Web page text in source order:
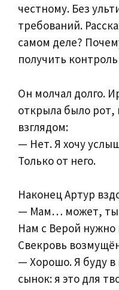
честному. Без
требований.
самом деле?
получить
Он молчал долго.
открыла было рот,
взглядом:
— Нет. Я хочу
Только от него.
Наконец Артур
— Мам… может, ты
Нам с Верой нужно
Свекровь
— Хорошо. Я буду
сынок: я это для